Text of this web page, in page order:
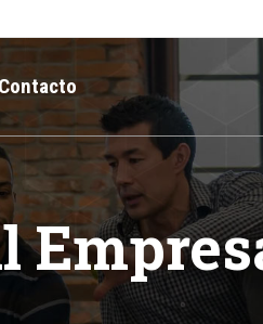
Contacto